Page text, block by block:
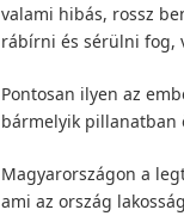
valami hibás, rossz
rábírni és sérülni fog,
Pontosan ilyen az
bármelyik pillanatban
Magyarországon a
ami az ország